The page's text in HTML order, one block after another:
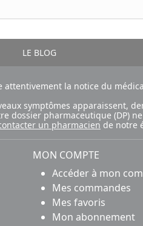
LE BLOG
la notice du
symptômes apparaissent,
dossier pharmaceutique (DP)
un pharmacien de notre
MON COMPTE
Accéder à mon
Mes commandes
Mes favoris
Mon abonnement